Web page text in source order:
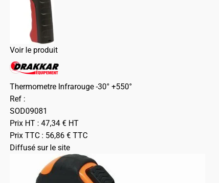
Voir le produit
Thermometre Infrarouge -30° +550°
Ref :
SOD09081
Prix HT : 47,34 € HT
Prix TTC : 56,86 € TTC
Diffusé sur le site